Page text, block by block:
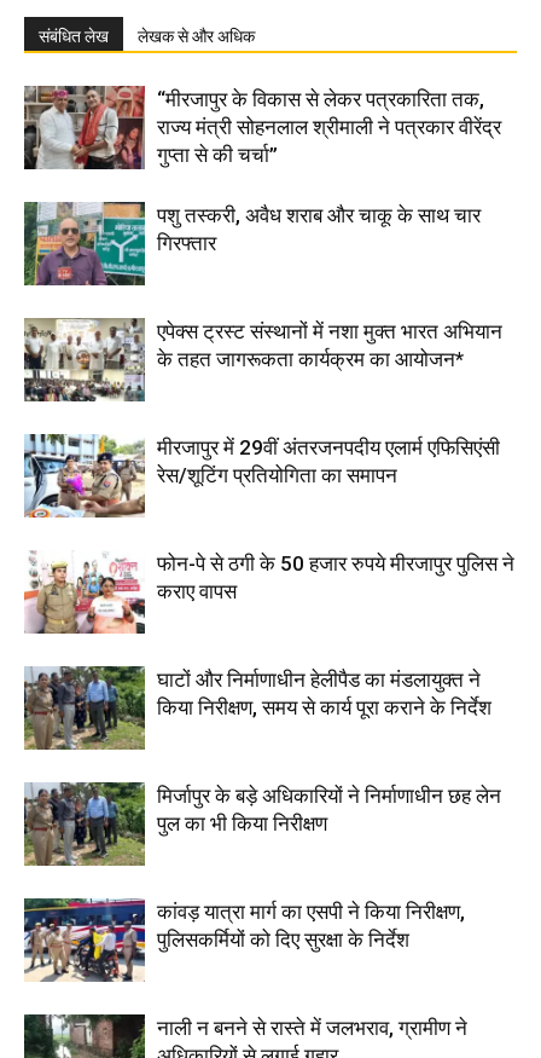
संबंधित लेख लेखक से और अधिक
“मीरजापुर के विकास से लेकर पत्रकारिता तक,
राज्य मंत्री सोहनलाल श्रीमाली ने पत्रकार वीरेंद्र
गुप्ता से की चर्चा”
पशु तस्करी, अवैध शराब और चाकू के साथ चार
गिरफ्तार
एपेक्स ट्रस्ट संस्थानों में नशा मुक्त भारत अभियान
के तहत जागरूकता कार्यक्रम का आयोजन*
मीरजापुर में 29वीं अंतरजनपदीय एलार्म एफिसिएंसी
रेस/शूटिंग प्रतियोगिता का समापन
फोन-पे से ठगी के 50 हजार रुपये मीरजापुर पुलिस ने
कराए वापस
घाटों और निर्माणाधीन हेलीपैड का मंडलायुक्त ने
किया निरीक्षण, समय से कार्य पूरा कराने के निर्देश
मिर्जापुर के बड़े अधिकारियों ने निर्माणाधीन छह लेन
पुल का भी किया निरीक्षण
कांवड़ यात्रा मार्ग का एसपी ने किया निरीक्षण,
पुलिसकर्मियों को दिए सुरक्षा के निर्देश
नाली न बनने से रास्ते में जलभराव, ग्रामीण ने